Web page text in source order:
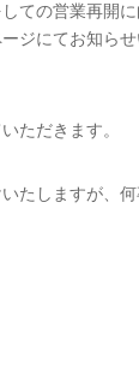
ての営業再開に
ジにてお知らせ
ただきます。
たしますが、